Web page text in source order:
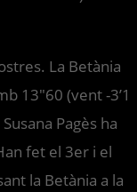
La Betània
13″60 (vent -3’1
Pagès ha
fet el 3er i el
la Betània a la